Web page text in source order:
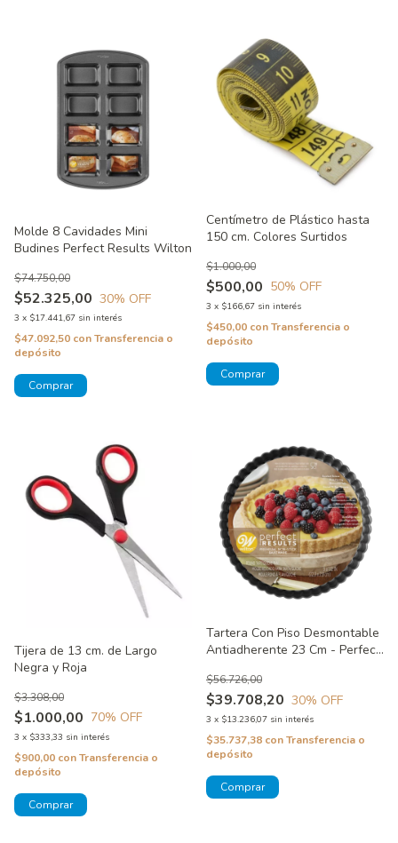
Molde 8 Cavidades Mini
Budines Perfect Results Wilton
$52.325,00
$74.750,00
30% OFF
3 x $17.441,67 sin interés
$47.092,50 conTransferencia o
depósito
Centímetro de Plástico hasta
150 cm. Colores Surtidos
$500,00
$1.000,00
50% OFF
3 x $166,67 sin interés
$450,00 conTransferencia o
depósito
Tijera de 13 cm. de Largo
Negra y Roja
$1.000,00
$3.308,00
70% OFF
3 x $333,33 sin interés
$900,00 conTransferencia o
depósito
Tartera Con Piso Desmontable
Antiadherente 23 Cm - Perfect
$39.708,20
$56.726,00
30% OFF
3 x $13.236,07 sin interés
$35.737,38 conTransferencia o
depósito